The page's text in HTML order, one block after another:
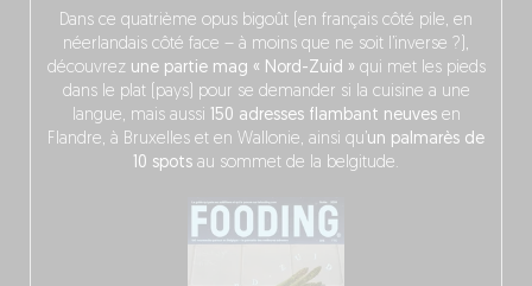
Dans ce quatrième opus bigoût (en français côté pile, en
néerlandais côté face – à moins que ne soit l’inverse ?),
découvrez une partie mag « Nord-Zuid » qui met les pieds
dans le plat (pays) pour se demander si la cuisine a une
langue, mais aussi
150 adresses flambant neuvesen
Flandre, à Bruxelles et en Wallonie, ainsi qu’ un palmarès de
10 spots au sommet de la belgitude.